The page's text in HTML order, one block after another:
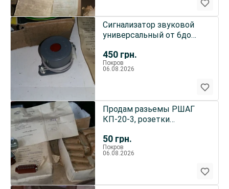
450 грн.
Сигнализатор звуковой
универсальный от 6до
Покров
06.08.2026
50 грн.
Продам разьемы РШАГ
КП-20-3, розетки
по 50грн
Покров
06.08.2026